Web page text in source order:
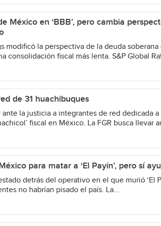
México en ‘BBB’, pero cambia
modificó la perspectiva de la deuda
consolidación fiscal más lenta. S&P Global
de 31 huachibuques
ante la justicia a integrantes de red dedicada
fiscal en México. La FGR busca llevar
para matar a ‘El Payín’, pero sí
detrás del operativo en el que murió ‘El
no habrían pisado el país. La...